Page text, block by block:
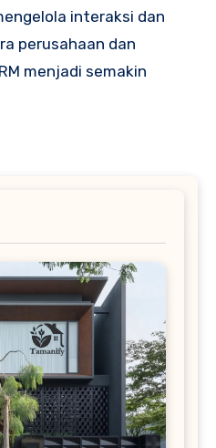
interaksi dan
perusahaan dan
menjadi semakin